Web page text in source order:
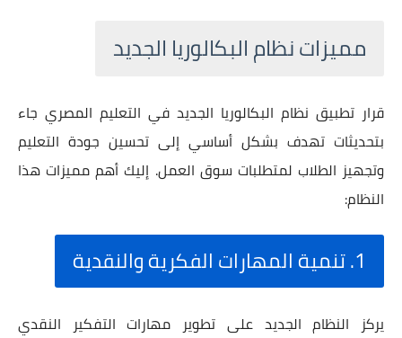
مميزات نظام البكالوريا الجديد
قرار تطبيق نظام البكالوريا الجديد في التعليم المصري جاء
بتحديثات تهدف بشكل أساسي إلى تحسين جودة التعليم
وتجهيز الطلاب لمتطلبات سوق العمل. إليك أهم مميزات هذا
النظام:
1. تنمية المهارات الفكرية والنقدية
يركز النظام الجديد على تطوير مهارات التفكير النقدي